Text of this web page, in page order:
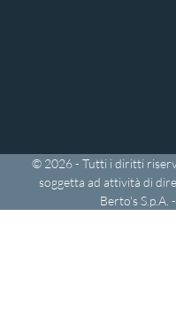
© 2026 - Tutti i diritti
soggetta ad attività di
Berto's S.p.A.